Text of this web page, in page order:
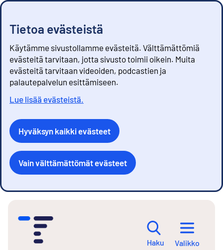
Tietoa evästeistä
Käytämme sivustollamme evästeitä. Välttämättömiä
evästeitä tarvitaan, jotta sivusto toimii oikein. Muita
evästeitä tarvitaan videoiden, podcastien ja
palautepalvelun esittämiseen.
Lue lisää evästeistä.
Hyväksyn kaikki evästeet
Vain välttämättömät evästeet
Haku Valikko